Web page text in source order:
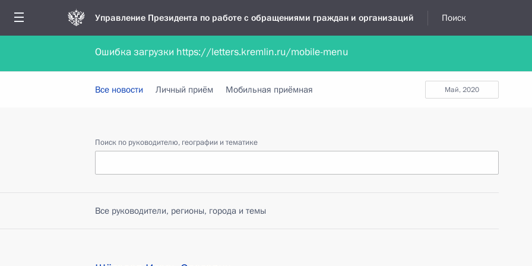
Управление Президента по работе с обращениями граждан и организаций Поиск
Обратиться в форме электронного документа Обратиться в устной форме
май, 2020
Все новости Личный приём Мобильная приёмная
Поиск по руководителю, географии и тематике
Все руководители, регионы, города и темы
Ошибка загрузки https://letters.kremlin.ru/mobile-menu